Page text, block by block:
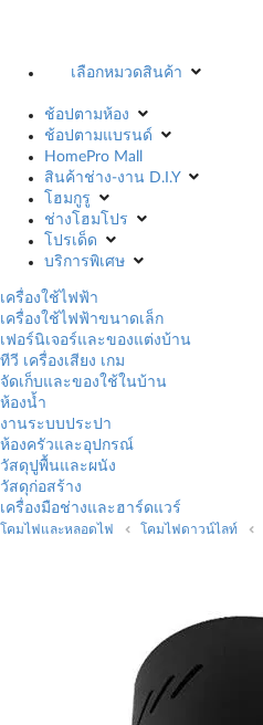
เลือกหมวดสินค้า
ช้อปตามห้อง
ช้อปตามแบรนด์
HomePro Mall
สินค้าช่าง-งาน D.I.Y
โฮมกูรู
ช่างโฮมโปร
โปรเด็ด
บริการพิเศษ
เครื่องใช้ไฟฟ้า
เครื่องใช้ไฟฟ้าขนาดเล็ก
เฟอร์นิเจอร์และของแต่งบ้าน
ทีวี เครื่องเสียง เกม
จัดเก็บและของใช้ในบ้าน
ห้องน้ำ
งานระบบประปา
ห้องครัวและอุปกรณ์
วัสดุปูพื้นและผนัง
วัสดุก่อสร้าง
เครื่องมือช่างและฮาร์ดแวร์
โคมไฟและหลอดไฟ โคมไฟดาวน์ไลท์